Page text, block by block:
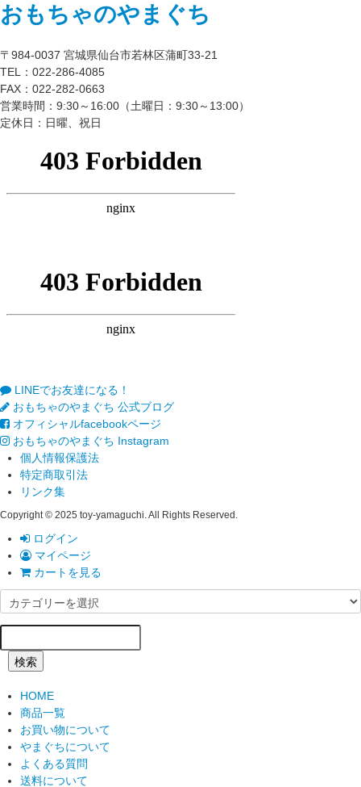
おもちゃのやまぐち
〒984-0037 宮城県仙台市若林区蒲町33-21
TEL：022-286-4085
FAX：022-282-0663
営業時間：9:30～16:00（土曜日：9:30～13:00）
定休日：日曜、祝日
LINEでお友達になる！
おもちゃのやまぐち 公式ブログ
オフィシャルfacebookページ
おもちゃのやまぐち Instagram
個人情報保護法
特定商取引法
リンク集
Copyright © 2025 toy-yamaguchi. All Rights Reserved.
ログイン
マイページ
カートを見る
検索
HOME
商品一覧
お買い物について
やまぐちについて
よくある質問
送料について